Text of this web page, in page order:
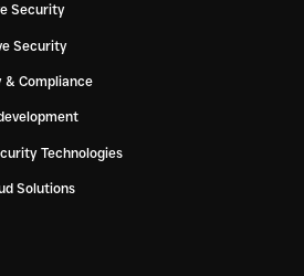
Security
Security
& Compliance
Technologies
Solutions